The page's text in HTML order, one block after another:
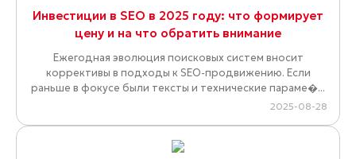
Инвестиции в SEO в 2025 году: что формирует
цену и на что обратить внимание
Ежегодная эволюция поисковых систем вносит
коррективы в подходы к SEO-продвижению. Если
раньше в фокусе были тексты и технические параме�...
2025-08-28